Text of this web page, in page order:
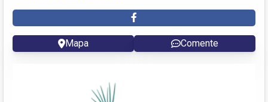
Mapa Comente